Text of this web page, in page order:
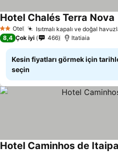
2 Yıldız
Otel Isıtmalı kapalı ve doğal
Hotel Chalés Terra Nova
8,4 Çok iyi 466 Itatiaia
Kesin fiyatları görmek için
seçin
Hotel Caminhos de